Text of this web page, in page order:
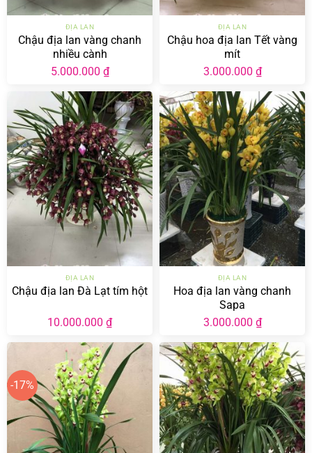
ĐỊA LAN
Chậu địa lan vàng chanh
nhiều cành
5.000.000 ₫
ĐỊA LAN
Chậu hoa địa lan Tết vàng
mít
3.000.000 ₫
ĐỊA LAN
Chậu địa lan Đà Lạt tím hột
10.000.000 ₫
ĐỊA LAN
Hoa địa lan vàng chanh
Sapa
3.000.000 ₫
-17%